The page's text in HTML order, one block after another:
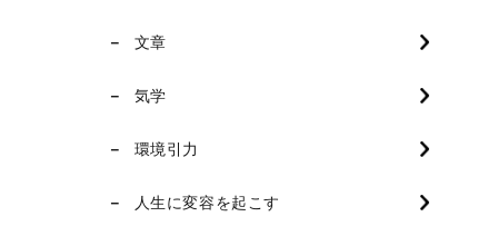
文章
気学
環境引力
人生に変容を起こす